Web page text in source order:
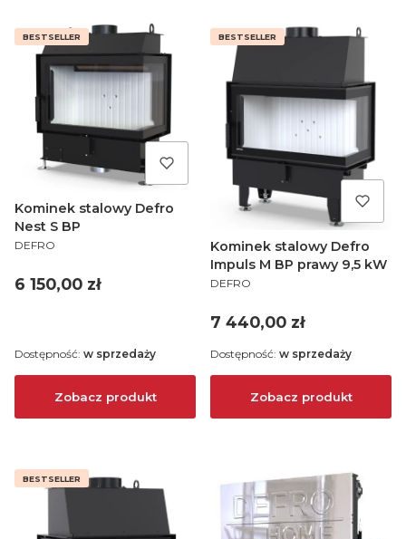
BESTSELLER
Kominek stalowy Defro
Nest S BP
PRODUCENT
DEFRO
Cena
6 150,00 zł
Zobacz produkt
Dostępność: w sprzedaży
BESTSELLER
Kominek stalowy Defro
Impuls M BP prawy 9,5 kW
PRODUCENT
DEFRO
Cena
7 440,00 zł
Zobacz produkt
Dostępność: w sprzedaży
BESTSELLER